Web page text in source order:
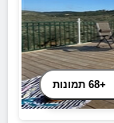
+68 תמונות